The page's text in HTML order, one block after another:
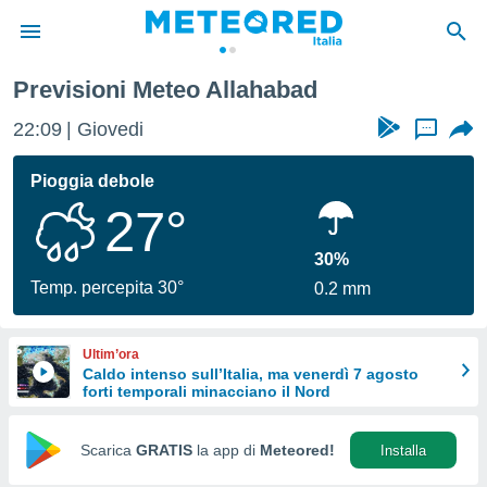
di
per
le
di
Web
Previsioni Meteo Allahabad
22:09 Giovedi ...
Pioggia debole
27°
Temp. percepita 30°
30%
0.2 mm
Ultim’ora
Caldo intenso sull’Italia, ma venerdì 7 agosto
forti temporali minacciano il Nord
Scarica GRATIS la app di Meteored! Installa